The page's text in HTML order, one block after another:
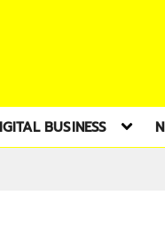
BUSINESS